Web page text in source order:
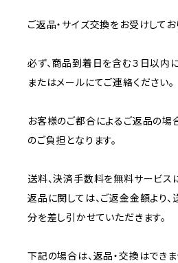
ご返品・サイズ交換をお受けしてお
必ず、商品到着日を含む３日以内
またはメールにてご連絡ください。
お客様のご都合によるご返品の場
のご負担となります。
送料、決済手数料を無料サービス
返品に関しては、ご返金金額より
分を差し引かせていただきます。
下記の場合は、返品・交換はでき